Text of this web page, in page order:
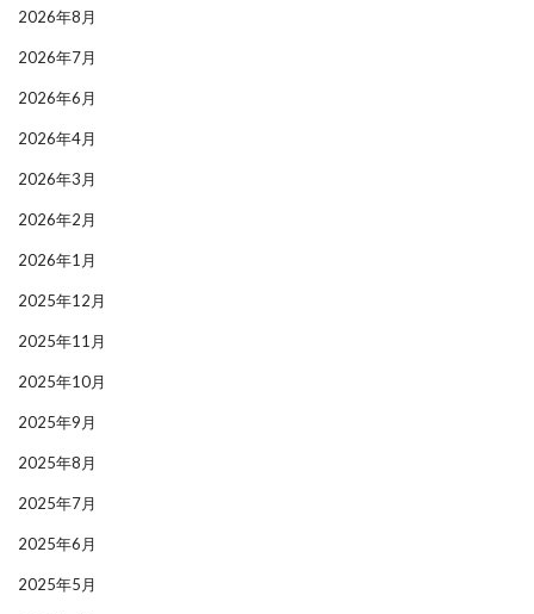
2026年8月
2026年7月
2026年6月
2026年4月
2026年3月
2026年2月
2026年1月
2025年12月
2025年11月
2025年10月
2025年9月
2025年8月
2025年7月
2025年6月
2025年5月